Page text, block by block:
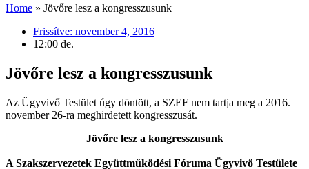
Home » Jövőre lesz a kongresszusunk
Frissítve: november 4, 2016
12:00 de.
Jövőre lesz a kongresszusunk
Az Ügyvivő Testület úgy döntött, a SZEF nem tartja meg a 2016.
november 26-ra meghirdetett kongresszusát.
Jövőre lesz a kongresszusunk
A Szakszervezetek Együttműködési Fóruma Ügyvivő Testülete